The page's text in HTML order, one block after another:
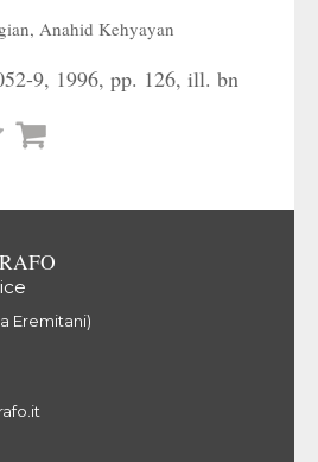
, Anahid Kehyayan
9, 1996, pp. 126, ill. bn
Eremitani)